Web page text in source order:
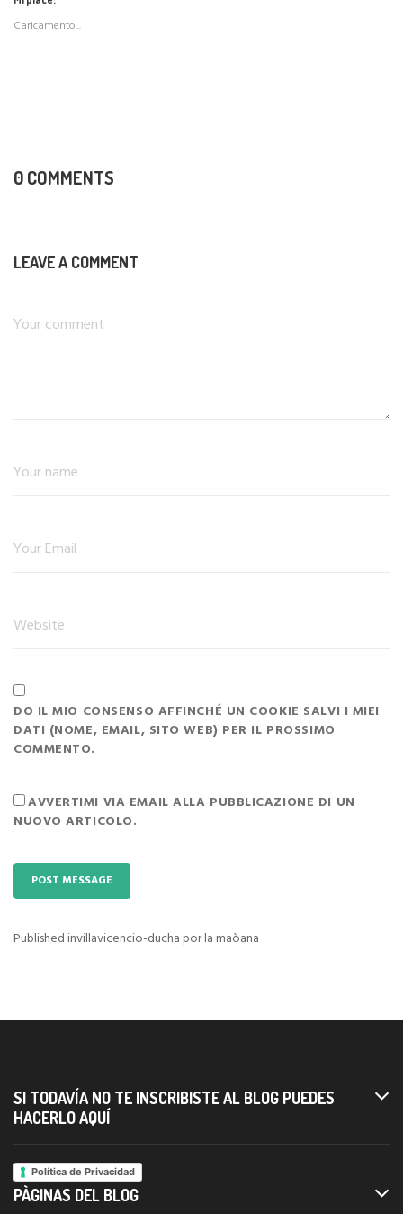
Caricamento...
0 COMMENTS
LEAVE A COMMENT
DO IL MIO CONSENSO AFFINCHÉ UN COOKIE SALVI I MIEI
DATI (NOME, EMAIL, SITO WEB) PER IL PROSSIMO
COMMENTO.
AVVERTIMI VIA EMAIL ALLA PUBBLICAZIONE DI UN
NUOVO ARTICOLO.
Navigazione
Published invillavicencio-ducha por la maòana
SI TODAVÍA NO TE INSCRIBISTE AL BLOG PUEDES
HACERLO AQUÍ
Política de Privacidad
PÀGINAS DEL BLOG